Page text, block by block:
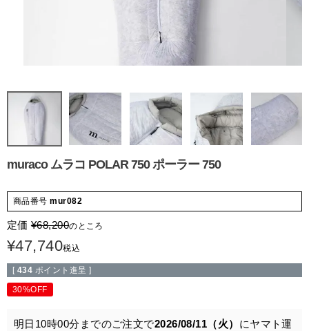
muraco ムラコ POLAR 750 ポーラー 750
商品番号 mur082
定価 ¥68,200のところ
¥47,740税込
[ 434 ポイント進呈 ]
30%OFF
明日 10時00分 までのご注文で2026/08/11（火） にヤマト運